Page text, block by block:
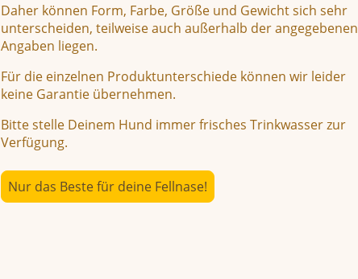
Daher können Form, Farbe, Größe und Gewicht sich sehr
unterscheiden, teilweise auch außerhalb der angegebenen
Angaben liegen.
Für die einzelnen Produktunterschiede können wir leider
keine Garantie übernehmen.
Bitte stelle Deinem Hund immer frisches Trinkwasser zur
Verfügung.
Nur das Beste für deine Fellnase!